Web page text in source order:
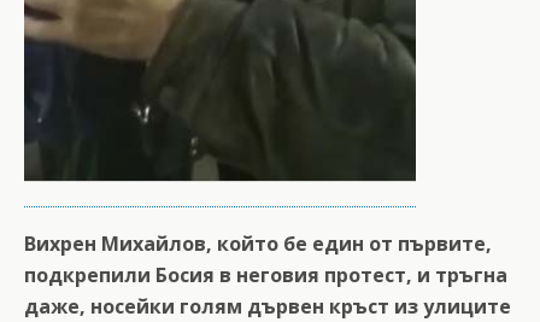
Вихрен Михайлов, който бе един от първите,
подкрепили Босия в неговия протест, и тръгна
даже, носейки голям дървен кръст из улиците